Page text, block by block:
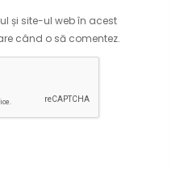
și site-ul web în acest
când o să comentez.